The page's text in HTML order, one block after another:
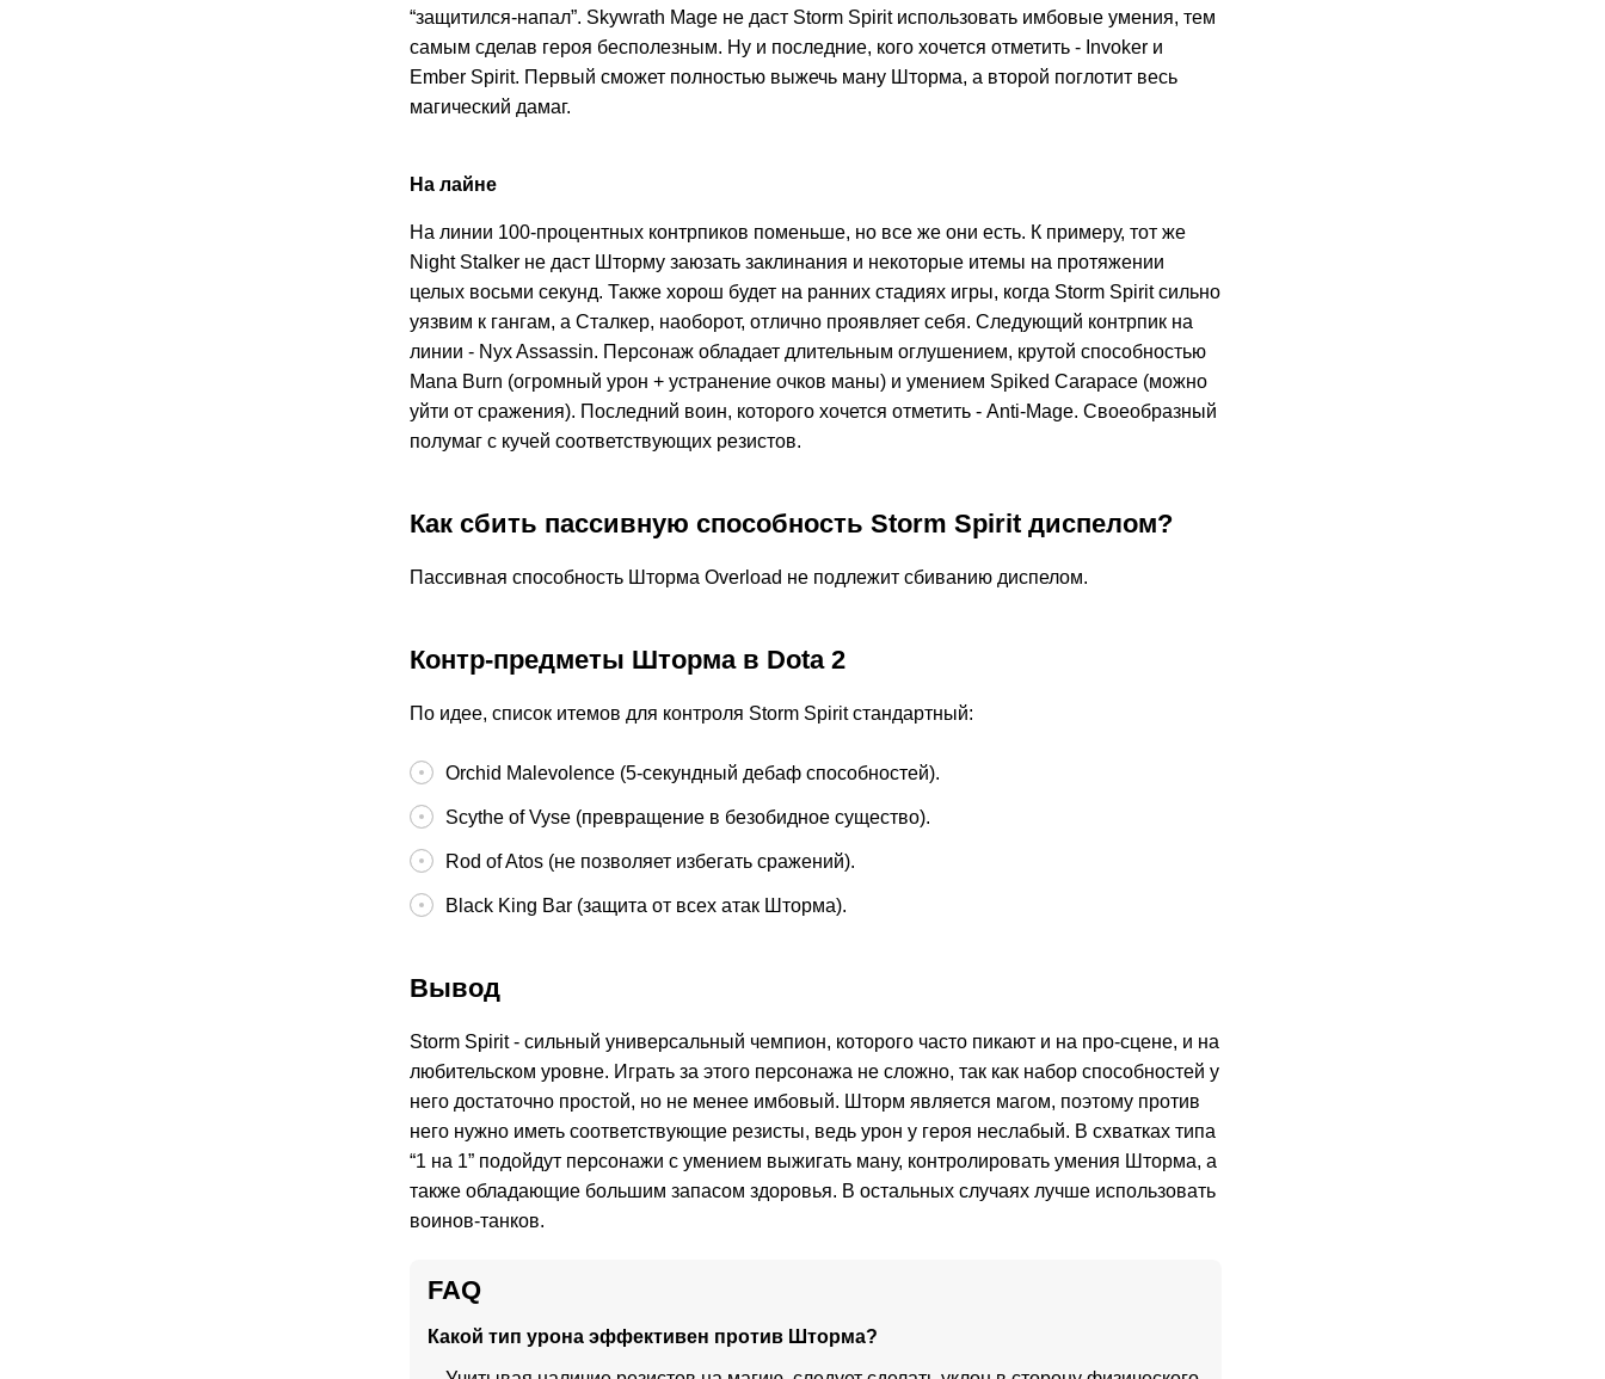
“защитился-напал”. Skywrath Mage не даст Storm Spirit использовать имбовые умения, тем
самым сделав героя бесполезным. Ну и последние, кого хочется отметить - Invoker и
Ember Spirit. Первый сможет полностью выжечь ману Шторма, а второй поглотит весь
магический дамаг.
На лайне
На линии 100-процентных контрпиков поменьше, но все же они есть. К примеру, тот же
Night Stalker не даст Шторму заюзать заклинания и некоторые итемы на протяжении
целых восьми секунд. Также хорош будет на ранних стадиях игры, когда Storm Spirit сильно
уязвим к гангам, а Сталкер, наоборот, отлично проявляет себя. Следующий контрпик на
линии - Nyx Assassin. Персонаж обладает длительным оглушением, крутой способностью
Mana Burn (огромный урон + устранение очков маны) и умением Spiked Carapace (можно
уйти от сражения). Последний воин, которого хочется отметить - Anti-Mage. Своеобразный
полумаг с кучей соответствующих резистов.
Как сбить пассивную способность Storm Spirit диспелом?
Пассивная способность Шторма Overload не подлежит сбиванию диспелом.
Контр-предметы Шторма в Dota 2
По идее, список итемов для контроля Storm Spirit стандартный:
Orchid Malevolence (5-секундный дебаф способностей).
Scythe of Vyse (превращение в безобидное существо).
Rod of Atos (не позволяет избегать сражений).
Black King Bar (защита от всех атак Шторма).
Вывод
Storm Spirit - сильный универсальный чемпион, которого часто пикают и на про-сцене, и на
любительском уровне. Играть за этого персонажа не сложно, так как набор способностей у
него достаточно простой, но не менее имбовый. Шторм является магом, поэтому против
него нужно иметь соответствующие резисты, ведь урон у героя неслабый. В схватках типа
“1 на 1” подойдут персонажи с умением выжигать ману, контролировать умения Шторма, а
также обладающие большим запасом здоровья. В остальных случаях лучше использовать
воинов-танков.
FAQ
Какой тип урона эффективен против Шторма?